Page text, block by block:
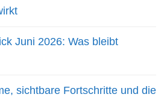
Juni 2026: Was bleibt
sichtbare Fortschritte und die